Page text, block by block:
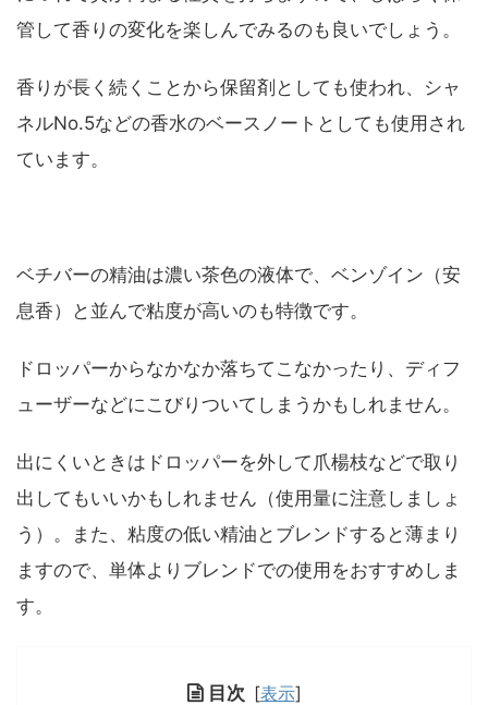
管して香りの変化を楽しんでみるのも良いでしょう。
香りが長く続くことから保留剤としても使われ、シャ
ネルNo.5などの香水のベースノートとしても使用され
ています。
ベチバーの精油は濃い茶色の液体で、ベンゾイン（安
息香）と並んで粘度が高いのも特徴です。
ドロッパーからなかなか落ちてこなかったり、ディフ
ューザーなどにこびりついてしまうかもしれません。
出にくいときはドロッパーを外して爪楊枝などで取り
出してもいいかもしれません（使用量に注意しましょ
う）。また、粘度の低い精油とブレンドすると薄まり
ますので、単体よりブレンドでの使用をおすすめしま
す。
目次 [表示]